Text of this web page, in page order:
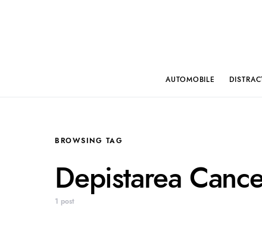
AUTOMOBILE
BROWSING TAG
Depistarea
1 post